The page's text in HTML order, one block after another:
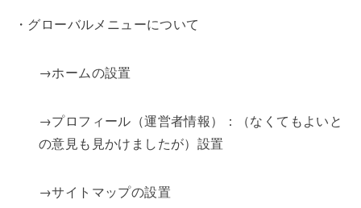
・グローバルメニューについて
→ホームの設置
→プロフィール（運営者情報）：（なくてもよいと
の意見も見かけましたが）設置
→サイトマップの設置